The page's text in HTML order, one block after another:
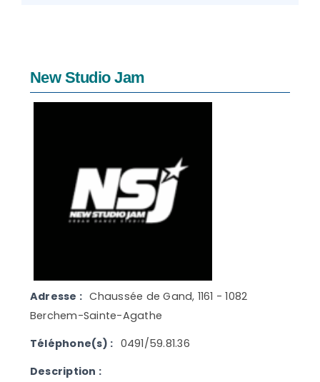
New Studio Jam
Adresse : Chaussée de Gand, 1161 - 1082
Berchem-Sainte-Agathe
Téléphone(s) : 0491/59.81.36
Description :